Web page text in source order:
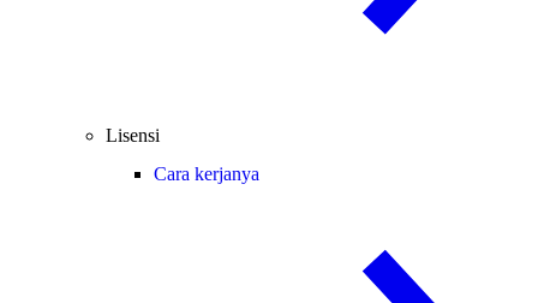
Lisensi
Cara kerjanya